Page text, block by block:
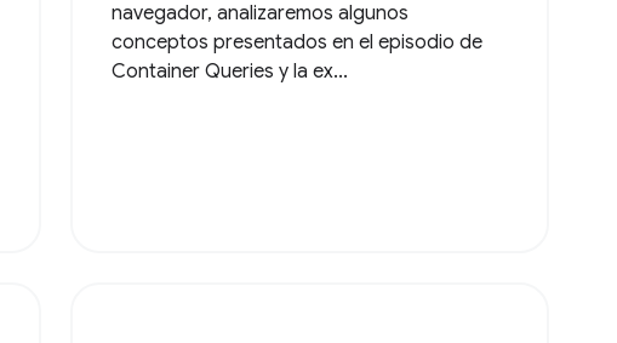
navegador, analizaremos algunos
conceptos presentados en el episodio de
Container Queries y la ex...